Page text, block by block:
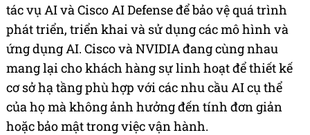
tác vụ AI và Cisco AI Defense để bảo vệ quá trình
phát triển, triển khai và sử dụng các mô hình và
ứng dụng AI. Cisco và NVIDIA đang cùng nhau
mang lại cho khách hàng sự linh hoạt để thiết kế
cơ sở hạ tầng phù hợp với các nhu cầu AI cụ thể
của họ mà không ảnh hưởng đến tính đơn giản
hoặc bảo mật trong việc vận hành.